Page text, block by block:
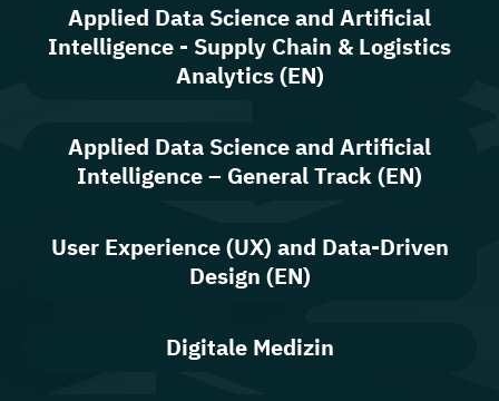
Applied Data Science and Artificial
Intelligence - Supply Chain & Logistics
Analytics (EN)
Applied Data Science and Artificial
Intelligence – General Track (EN)
User Experience (UX) and Data-Driven
Design (EN)
Digitale Medizin